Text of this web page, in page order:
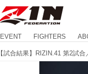
EVENT FIGHTERS
【試合結果】RIZIN.41 第2試